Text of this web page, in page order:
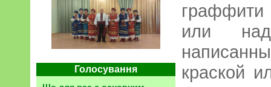
Голосування
граффити
или
краской